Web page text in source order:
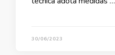
30/06/2023